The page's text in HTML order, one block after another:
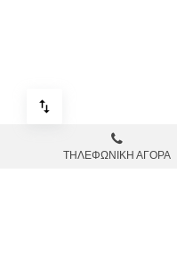
ΤΗΛΕΦΩΝΙΚΗ ΑΓΟΡΑ